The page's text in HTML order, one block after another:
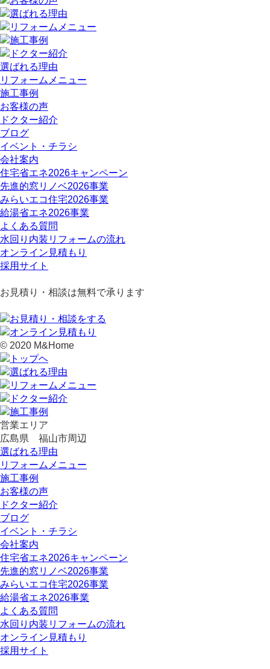
選ばれる理由
リフォームメニュー
施工事例
お客様の声
ドクター紹介
ブログ
イベント・チラシ
会社案内
住宅省エネ2026キャンペーン
先進的窓リノベ2026事業
みらいエコ住宅2026事業
給湯省エネ2026事業
よくある質問
水回り内装リフォームの流れ
オンライン見積もり
採用サイト
お見積り・相談は無料で承ります
© 2020 M&Home
営業エリア
広島県 福山市周辺
選ばれる理由
リフォームメニュー
施工事例
お客様の声
ドクター紹介
ブログ
イベント・チラシ
会社案内
住宅省エネ2026キャンペーン
先進的窓リノベ2026事業
みらいエコ住宅2026事業
給湯省エネ2026事業
よくある質問
水回り内装リフォームの流れ
オンライン見積もり
採用サイト